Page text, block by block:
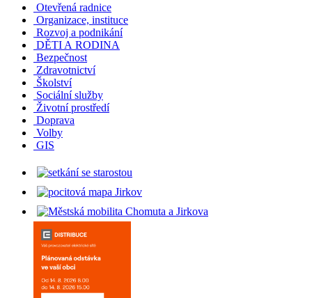
Otevřená radnice
Organizace, instituce
Rozvoj a podnikání
DĚTI A RODINA
Bezpečnost
Zdravotnictví
Školství
Sociální služby
Životní prostředí
Doprava
Volby
GIS